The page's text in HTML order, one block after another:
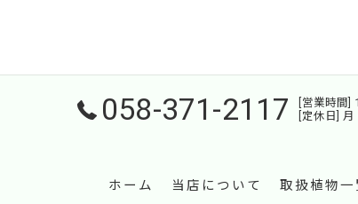
058-371-2117
[営業時間]
[定休日]
ホーム 当店について 取扱植物一